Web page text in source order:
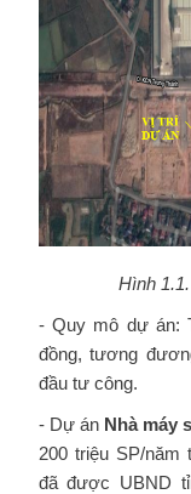
Hình
- Quy mô dự án:
đồng, tương
đầu tư công.
- Dự án Nhà máy
200 triệu SP/
đã được UBND